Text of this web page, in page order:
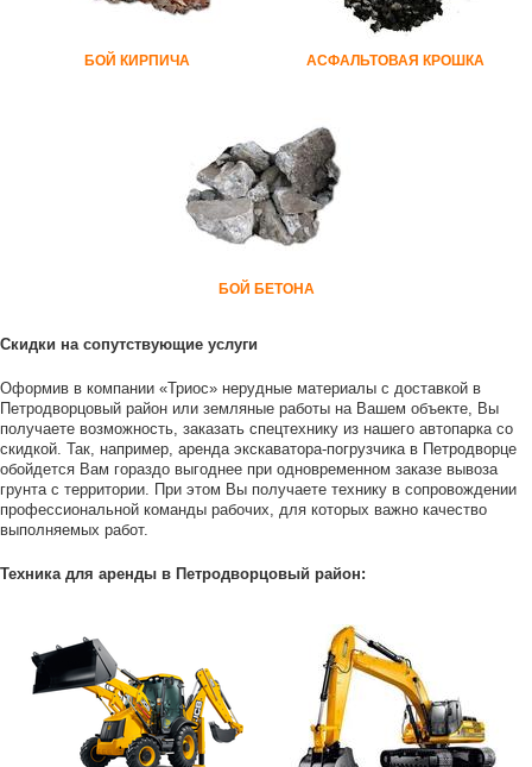
БОЙ КИРПИЧА АСФАЛЬТОВАЯ КРОШКА
БОЙ БЕТОНА
Скидки на сопутствующие услуги
Оформив в компании «Триос» нерудные материалы с доставкой в
Петродворцовый район или земляные работы на Вашем объекте, Вы
получаете возможность, заказать спецтехнику из нашего автопарка со
скидкой. Так, например, аренда экскаватора-погрузчика в Петродворце
обойдется Вам гораздо выгоднее при одновременном заказе вывоза
грунта с территории. При этом Вы получаете технику в сопровождении
профессиональной команды рабочих, для которых важно качество
выполняемых работ.
Техника для аренды в Петродворцовый район: